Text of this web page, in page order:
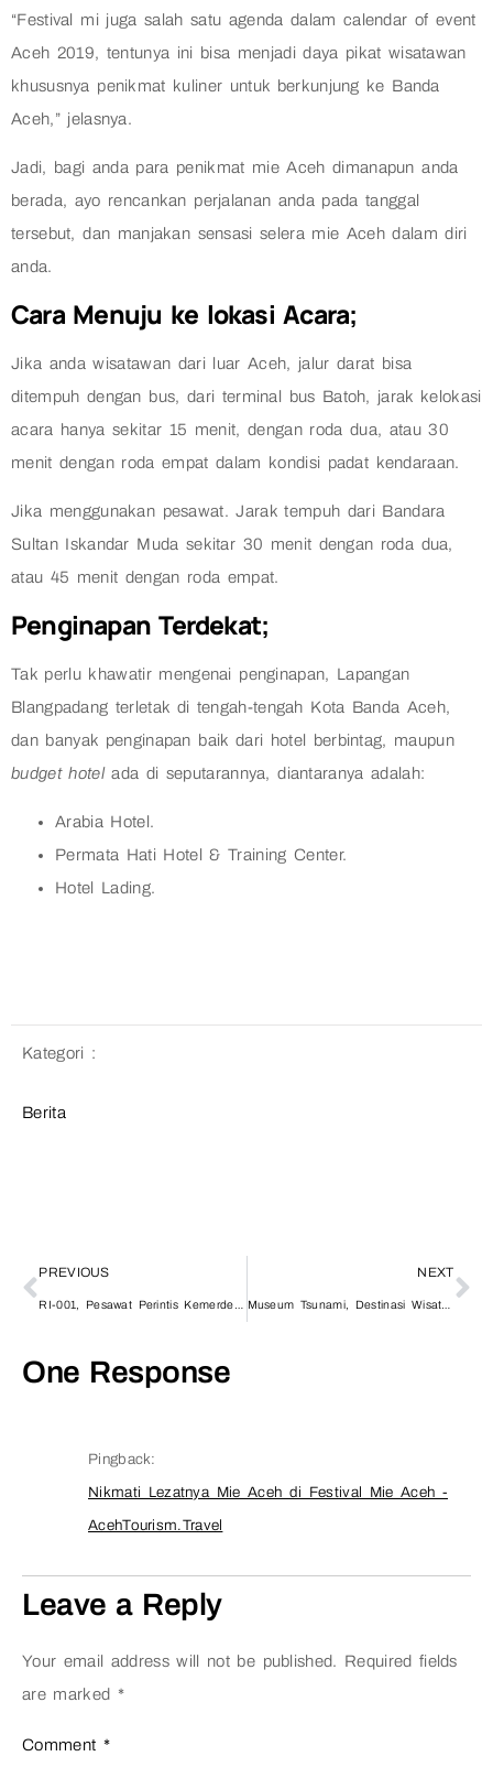
“Festival mi juga salah satu agenda dalam calendar of event
Aceh 2019, tentunya ini bisa menjadi daya pikat wisatawan
khususnya penikmat kuliner untuk berkunjung ke Banda
Aceh,” jelasnya.
Jadi, bagi anda para penikmat mie Aceh dimanapun anda
berada, ayo rencankan perjalanan anda pada tanggal
tersebut, dan manjakan sensasi selera mie Aceh dalam diri
anda.
Cara Menuju ke lokasi Acara;
Jika anda wisatawan dari luar Aceh, jalur darat bisa
ditempuh dengan bus, dari terminal bus Batoh, jarak kelokasi
acara hanya sekitar 15 menit, dengan roda dua, atau 30
menit dengan roda empat dalam kondisi padat kendaraan.
Jika menggunakan pesawat. Jarak tempuh dari Bandara
Sultan Iskandar Muda sekitar 30 menit dengan roda dua,
atau 45 menit dengan roda empat.
Penginapan Terdekat;
Tak perlu khawatir mengenai penginapan, Lapangan
Blangpadang terletak di tengah-tengah Kota Banda Aceh,
dan banyak penginapan baik dari hotel berbintag, maupun
budget hotelada di seputarannya, diantaranya adalah:
Arabia Hotel.
Permata Hati Hotel & Training Center.
Hotel Lading.
Kategori :
Berita
PREVIOUS
RI-001, Pesawat Perintis Kemerdekaan Indonesia dari Aceh
NEXT
Museum Tsunami, Destinasi Wisata Aceh
One Response
Pingback:
Nikmati Lezatnya Mie Aceh di Festival Mie Aceh -
AcehTourism.Travel
Leave a Reply
Your email address will not be published. Required fields
are marked *
Comment *